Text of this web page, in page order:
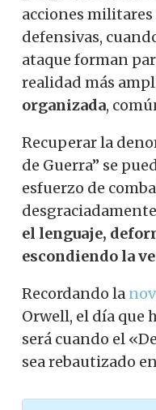
acciones
defensivas,
ataque forman
realidad más
organizada,
Recuperar la
de Guerra” se
esfuerzo de
el lenguaje,
escondiendo la
Recordando la
Orwell, el día que
será cuando el
sea rebautizado